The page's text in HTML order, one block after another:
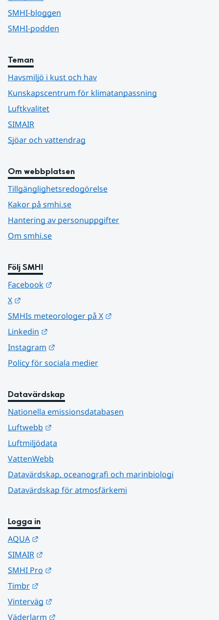
SMHI-bloggen
SMHI-podden
Teman
Havsmiljö i kust och hav
Kunskapscentrum för klimatanpassning
Luftkvalitet
SIMAIR
Sjöar och vattendrag
Om webbplatsen
Tillgänglighetsredogörelse
Kakor på smhi.se
Hantering av personuppgifter
Om smhi.se
Följ SMHI
Facebook
X
SMHIs meteorologer på X
Linkedin
Instagram
Policy för sociala medier
Datavärdskap
Nationella emissionsdatabasen
Luftwebb
Luftmiljödata
VattenWebb
Datavärdskap, oceanografi och marinbiologi
Datavärdskap för atmosfärkemi
Logga in
AQUA
SIMAIR
SMHI Pro
Timbr
Vinterväg
Väderlarm